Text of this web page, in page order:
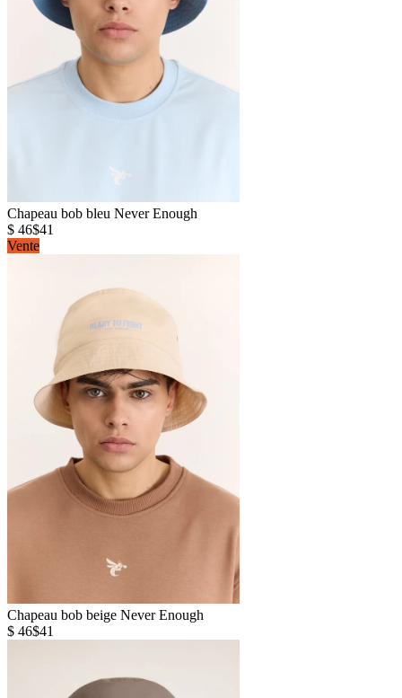
Chapeau bob bleu Never Enough
$ 46$41
Vente
Chapeau bob beige Never Enough
$ 46$41